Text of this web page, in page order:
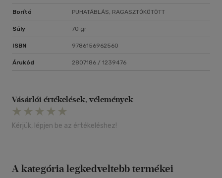
Borító PUHATÁBLÁS, RAGASZTÓKÖTÖTT
Súly 70 gr
ISBN 9786156962560
Árukód 2807186 / 1239476
Vásárlói értékelések, vélemények
Kérjük, lépjen be az értékeléshez!
A kategória legkedveltebb termékei